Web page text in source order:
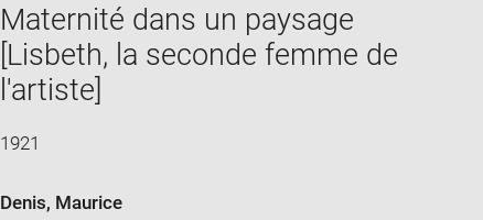
Maternité dans un paysage
[Lisbeth, la seconde femme de
l'artiste]
1921
Denis, Maurice